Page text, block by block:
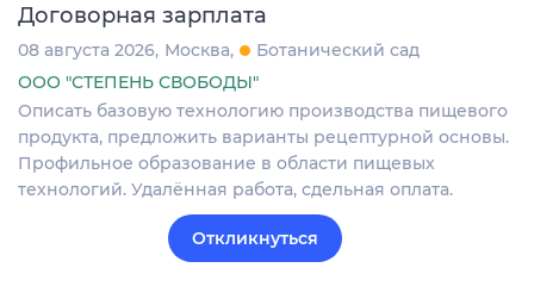
Договорная зарплата
08 августа 2026 Москва
Ботанический сад
ООО "СТЕПЕНЬ СВОБОДЫ"
Описать базовую технологию производства пищевого
продукта, предложить варианты рецептурной основы.
Профильное образование в области пищевых
технологий. Удалённая работа, сдельная оплата.
Откликнуться